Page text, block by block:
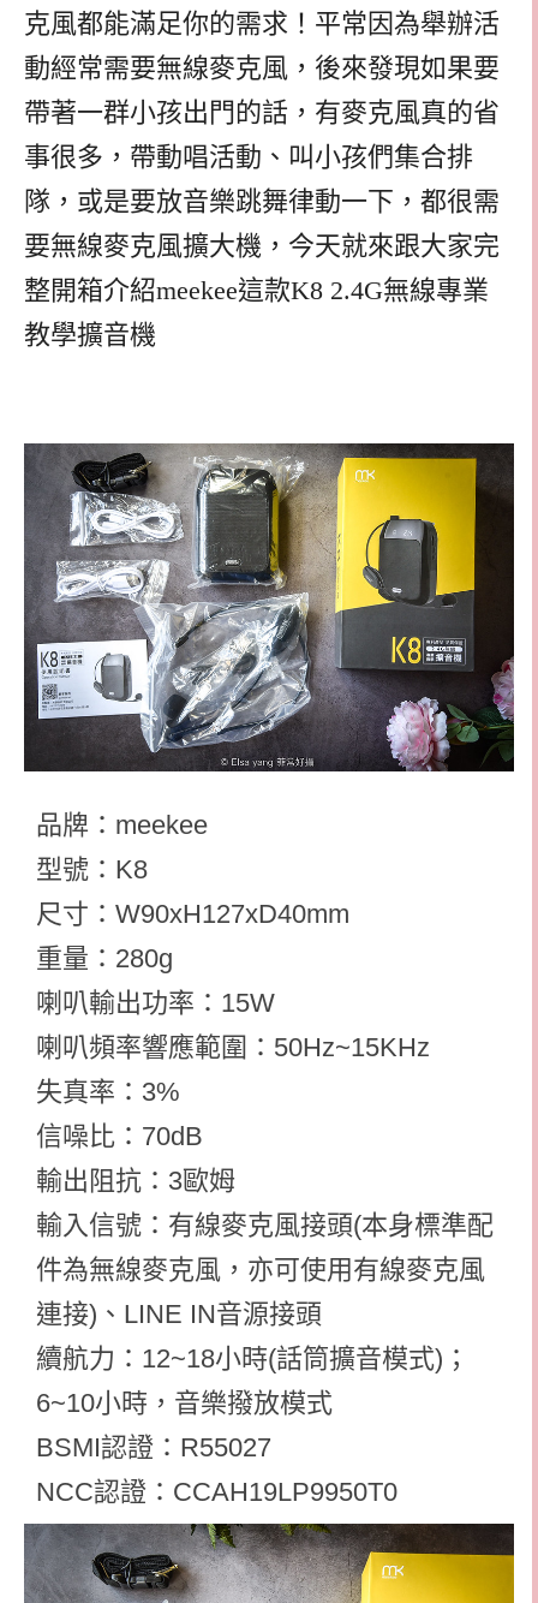
克風都能滿足你的需求！平常因為舉辦活
動經常需要無線麥克風，後來發現如果要
帶著一群小孩出門的話，有麥克風真的省
事很多，帶動唱活動、叫小孩們集合排
隊，或是要放音樂跳舞律動一下，都很需
要無線麥克風擴大機，今天就來跟大家完
整開箱介紹meekee這款K8 2.4G無線專業
教學擴音機
品牌：meekee
型號：K8
尺寸：W90xH127xD40mm
重量：280g
喇叭輸出功率：15W
喇叭頻率響應範圍：50Hz~15KHz
失真率：3%
信噪比：70dB
輸出阻抗：3歐姆
輸入信號：有線麥克風接頭(本身標準配
件為無線麥克風，亦可使用有線麥克風
連接)、LINE IN音源接頭
續航力：12~18小時(話筒擴音模式)；
6~10小時，音樂撥放模式
BSMI認證：R55027
NCC認證：CCAH19LP9950T0